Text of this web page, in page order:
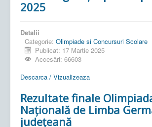
2025
Detalii
Categorie: Olimpiade si Concursuri Scolare
Publicat: 17 Martie 2025
Accesări: 66603
Descarca / Vizualizeaza
Rezultate finale
Națională de Limba
județeană